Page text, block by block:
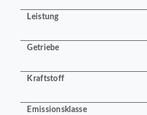
Leistung
Getriebe
Kraftstoff
Emissionsklasse